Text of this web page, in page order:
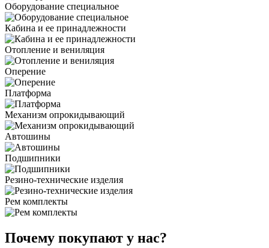
Оборудование специальное
Кабина и ее принадлежности
Отопление и вениляция
Оперение
Платформа
Механизм опрокидывающий
Автошины
Подшипники
Резино-технические изделия
Рем комплекты
Почему покупают у нас?